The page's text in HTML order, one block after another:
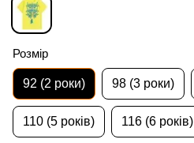
Розмір
92 (2 роки) 98 (3 роки)
110 (5 років) 116 (6 років)